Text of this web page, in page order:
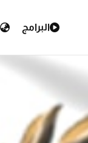
البرامج